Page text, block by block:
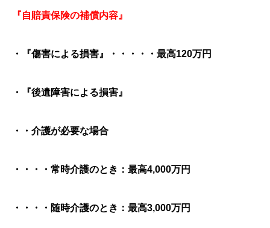
『自賠責保険の補償内容』
・『傷害による損害』・・・・・最高120万円
・『後遺障害による損害』
・・介護が必要な場合
・・・・常時介護のとき：最高4,000万円
・・・・随時介護のとき：最高3,000万円